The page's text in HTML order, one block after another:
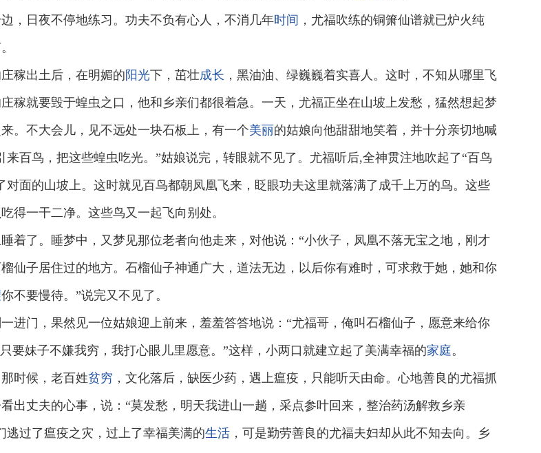
，日夜不停地练习。功夫不负有心人，不消几年时间 ，尤福吹练的铜箫仙谱就已炉火纯
稼出土后，在明媚的 阳光下，茁壮成长 ，黑油油、绿巍巍着实喜人。这时，不知从哪里飞
稼就要毁于蝗虫之口，他和乡亲们都很着急。一天，尤福正坐在山坡上发愁，猛然想起梦
。不大会儿，见不远处一块石板上，有一个美丽的姑娘向他甜甜地笑着，并十分亲切地喊
来百鸟，把这些蝗虫吃光。”姑娘说完，转眼就不见了。尤福听后,全神贯注地吹起了“百鸟
面的山坡上。这时就见百鸟都朝凤凰飞来，眨眼功夫这里就落满了成千上万的鸟。这些
得一干二净。这些鸟又一起飞向别处。
着了。睡梦中，又梦见那位老者向他走来，对他说：“小伙子，凤凰不落无宝之地，刚才
仙子居住过的地方。石榴仙子神通广大，道法无边，以后你有难时，可求救于她，她和你
你不要慢待。”说完又不见了。
进门，果然见一位姑娘迎上前来，羞羞答答地说：“尤福哥，俺叫石榴仙子，愿意来给你
要妹子不嫌我穷，我打心眼儿里愿意。”这样，小两口就建立起了美满幸福的家庭。
时候，老百姓贫穷 ，文化落后，缺医少药，遇上瘟疫，只能听天由命。心地善良的尤福抓
出丈夫的心事，说：“莫发愁，明天我进山一趟，采点参叶回来，整治药汤解救乡亲
逃过了瘟疫之灾，过上了幸福美满的生活，可是勤劳善良的尤福夫妇却从此不知去向。乡